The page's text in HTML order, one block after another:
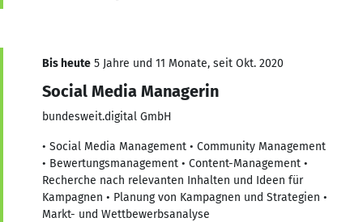
Bis heute 5 Jahre und 11 Monate, seit Okt. 2020
Social Media Managerin
bundesweit.digital GmbH
• Social Media Management • Community Management
• Bewertungsmanagement • Content-Management •
Recherche nach relevanten Inhalten und Ideen für
Kampagnen • Planung von Kampagnen und Strategien •
Markt- und Wettbewerbsanalyse